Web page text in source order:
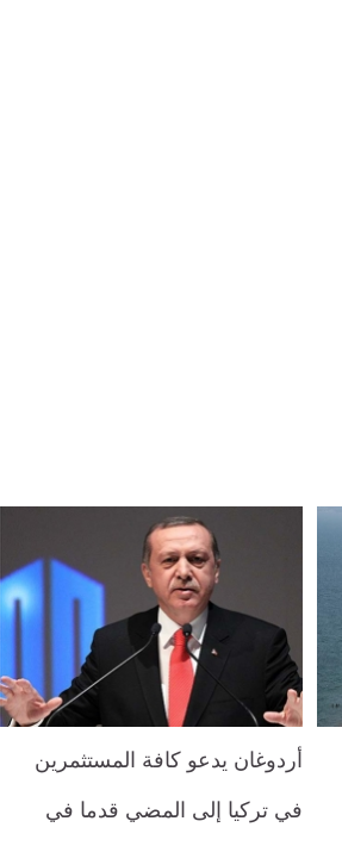
أردوغان يدعو كافة المستثمرين
في تركيا إلى المضي قدما في